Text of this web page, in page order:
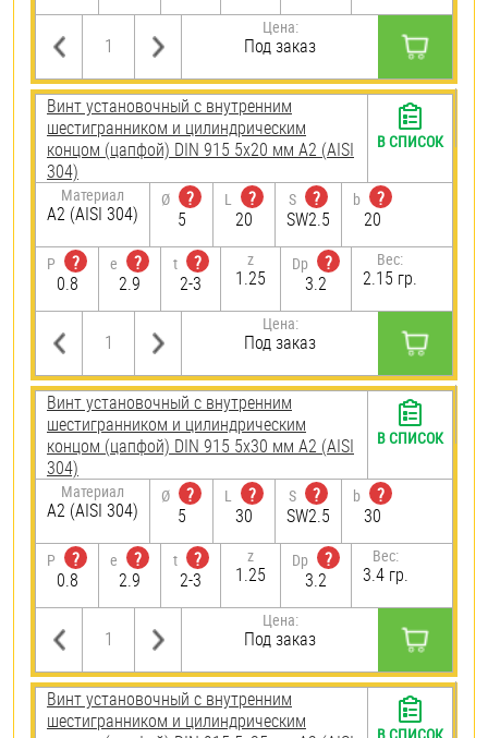
Цена:
Под заказ
Винт установочный с внутренним
шестигранником и цилиндрическим
концом (цапфой) DIN 915 5х20 мм А2 (AISI
304)
Материал
А2 (AISI 304)
Ø
?
5
L
?
20
S
?
SW2.5
b
?
20
P
?
0.8
e
?
2.9
t
?
2-3
z
1.25
Dp
?
3.2
Вес:
2.15 гр.
Цена:
Под заказ
В СПИСОК
Винт установочный с внутренним
шестигранником и цилиндрическим
концом (цапфой) DIN 915 5х30 мм А2 (AISI
304)
Материал
А2 (AISI 304)
Ø
?
5
L
?
30
S
?
SW2.5
b
?
30
P
?
0.8
e
?
2.9
t
?
2-3
z
1.25
Dp
?
3.2
Вес:
3.4 гр.
Цена:
Под заказ
В СПИСОК
Винт установочный с внутренним
шестигранником и цилиндрическим